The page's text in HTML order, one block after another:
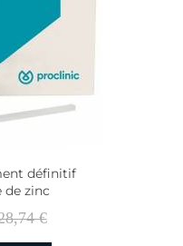
définitif
de zinc
€